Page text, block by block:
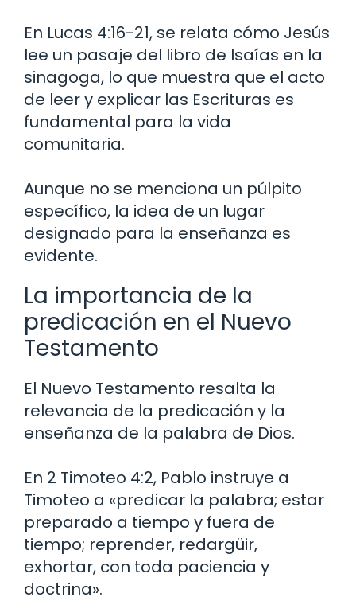
En Lucas 4:16-21, se relata cómo Jesús
lee un pasaje del libro de Isaías en la
sinagoga, lo que muestra que el acto
de leer y explicar las Escrituras es
fundamental para la vida
comunitaria.
Aunque no se menciona un púlpito
específico, la idea de un lugar
designado para la enseñanza es
evidente.
La importancia de la
predicación en el Nuevo
Testamento
El Nuevo Testamento resalta la
relevancia de la predicación y la
enseñanza de la palabra de Dios.
En 2 Timoteo 4:2, Pablo instruye a
Timoteo a «predicar la palabra; estar
preparado a tiempo y fuera de
tiempo; reprender, redargüir,
exhortar, con toda paciencia y
doctrina».